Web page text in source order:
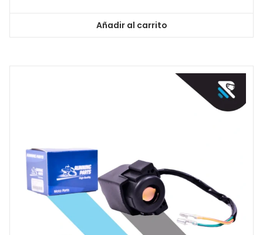
Añadir al carrito